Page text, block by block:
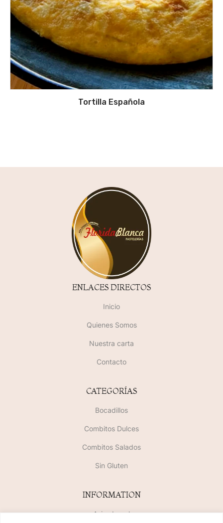
Tortilla Española
ENLACES DIRECTOS
Inicio
Quienes Somos
Nuestra carta
Contacto
CATEGORÍAS
Bocadillos
Combitos Dulces
Combitos Salados
Sin Gluten
INFORMATION
Aviso Legal